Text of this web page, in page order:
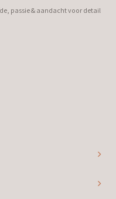
passie & aandacht voor detail